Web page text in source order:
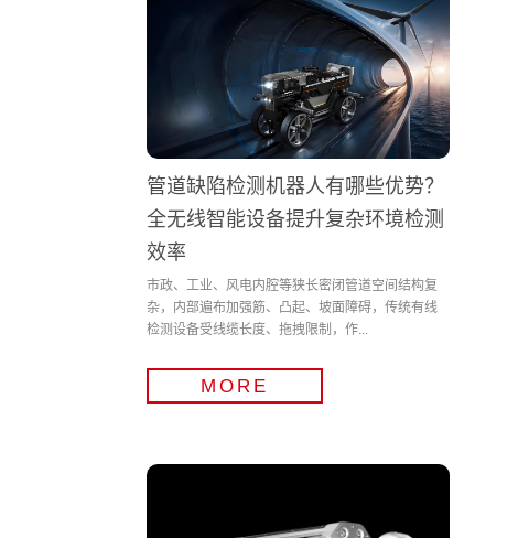
管道缺陷检测机器人有哪些优势？
全无线智能设备提升复杂环境检测
效率
市政、工业、风电内腔等狭长密闭管道空间结构复
杂，内部遍布加强筋、凸起、坡面障碍，传统有线
检测设备受线缆长度、拖拽限制，作...
MORE